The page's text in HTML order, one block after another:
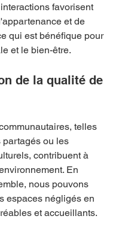
favorisent
et de
qui est bénéfique pour
et le bien-être.
de la qualité de
telles
ou les
contribuent à
En
nous pouvons
espaces négligés en
et accueillants.